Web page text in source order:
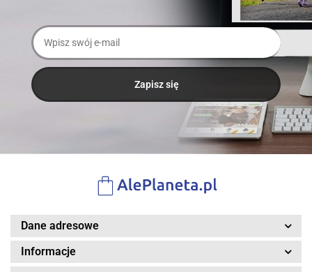
Dane adresowe
Informacje